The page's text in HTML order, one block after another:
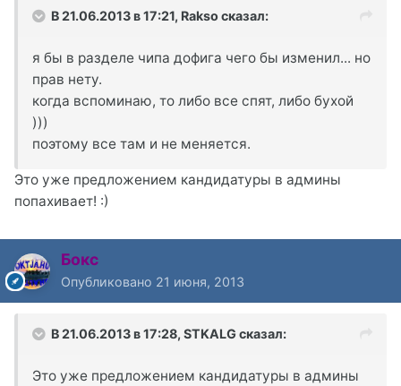
В 21.06.2013 в 17:21, Rakso сказал:
я бы в разделе чипа дофига чего бы изменил... но
прав нету.
когда вспоминаю, то либо все спят, либо бухой
)))
поэтому все там и не меняется.
Это уже предложением кандидатуры в админы
попахивает! :)
Бокс
Опубликовано 21 июня, 2013
В 21.06.2013 в 17:28, STKALG сказал:
Это уже предложением кандидатуры в админы